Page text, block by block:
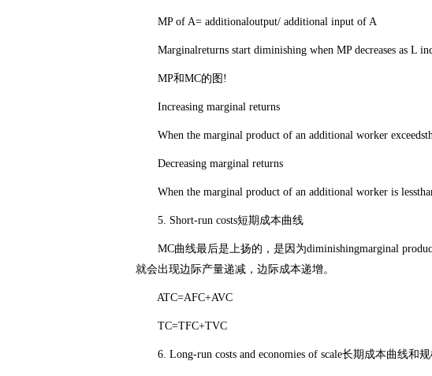
MP of A= additionaloutput/ additional input of A
Marginalreturns start diminishing when MP decreases as L
MP和MC的图!
Increasing marginal returns
When the marginal product of an additional worker
Decreasing marginal returns
When the marginal product of an additional worker is
5. Short-run costs短期成本曲线
MC曲线最后是上扬的，是因为diminishingmarginal
就会出现边际产量递减，边际成本递增。
ATC=AFC+AVC
TC=TFC+TVC
6. Long-run costs and economies of scale长期成本曲线和